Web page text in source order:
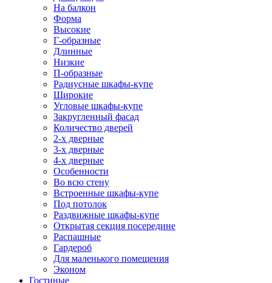
На балкон
Форма
Высокие
Г-образные
Длинные
Низкие
П-образные
Радиусные шкафы-купе
Широкие
Угловые шкафы-купе
Закругленный фасад
Количество дверей
2-х дверные
3-х дверные
4-х дверные
Особенности
Во всю стену
Встроенные шкафы-купе
Под потолок
Раздвижные шкафы-купе
Открытая секция посередине
Распашные
Гардероб
Для маленького помещения
Эконом
Гостиные